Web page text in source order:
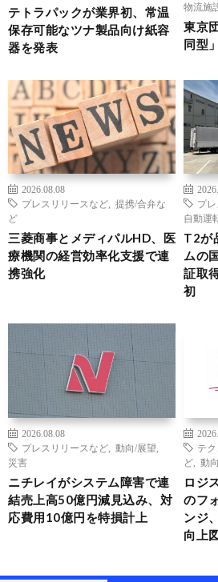
テトラパックが業界初、常温
保存可能なツナ製品向け紙容
器を発表
物流施
東京
同型
2026.08.08
プレスリリースなど
提携/合弁な
ど
三菱商事とメディパルHD、医
療機関の経営効率化支援で連
携強化
プ
自動運
T2が
ムの
証取
初
2026.08.08
プレスリリースなど
動向/展望
災害
ニチレイがシステム障害で連
結売上高50億円減見込み、対
応費用10億円を特損計上
テ
ど
動
ロジ
のフ
ンジ
向上